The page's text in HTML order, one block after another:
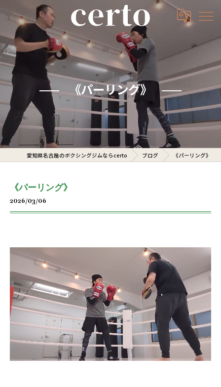
《パーリング》
愛知県名古屋のボクシングジムならcerto ブログ 《パーリング》
《パーリング》
2026/03/06